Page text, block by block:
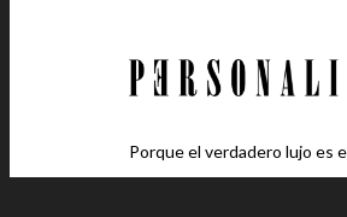
Porque el verdadero lujo es